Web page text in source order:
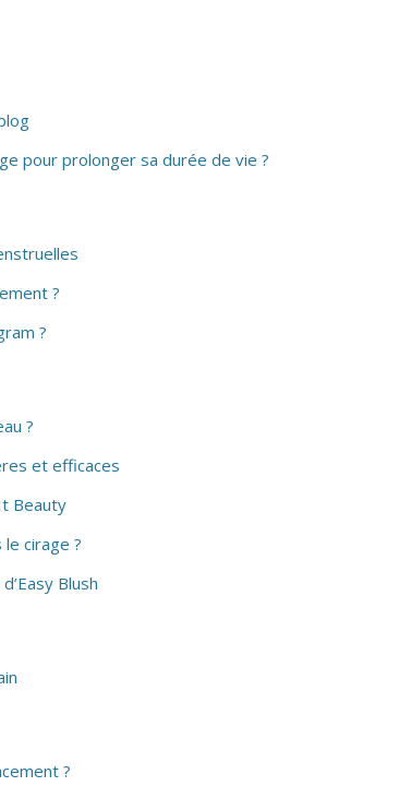
pour prolonger sa durée de vie ?
?
?
?
et efficaces
Beauty
cirage ?
Blush
?